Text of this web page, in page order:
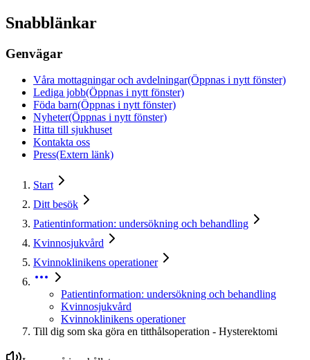
Snabblänkar
Genvägar
Våra mottagningar och avdelningar(Öppnas i nytt fönster)
Lediga jobb(Öppnas i nytt fönster)
Föda barn(Öppnas i nytt fönster)
Nyheter(Öppnas i nytt fönster)
Hitta till sjukhuset
Kontakta oss
Press(Extern länk)
Start
Ditt besök
Patientinformation: undersökning och behandling
Kvinnosjukvård
Kvinnoklinikens operationer
Patientinformation: undersökning och behandling
Kvinnosjukvård
Kvinnoklinikens operationer
Till dig som ska göra en titthålsoperation - Hysterektomi